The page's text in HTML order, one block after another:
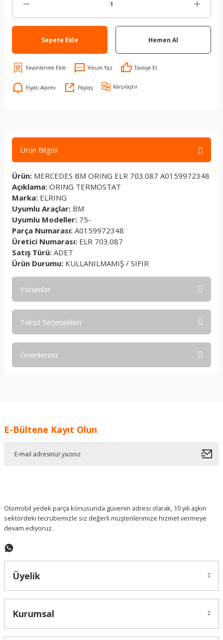
Sepete Ekle Hemen Al
Yorum Yaz Tavsiye Et
Fiyatı Alarmı Paylaş Karşılaştır
Ürün Bilgisi
Ürün: MERCEDES BM ORING ELR 703.087 A0159972348
Açıklama: ORING TERMOSTAT
Marka: ELRING
Uyumlu Araçlar: BM
Uyumlu Modeller: 75-
Parça Numarası: A0159972348
Üretici Numarası: ELR 703.087
Satış Türü: ADET
Ürün Durumu: KULLANILMAMIŞ / SIFIR
Yorumlar
Taksit Seçenekleri
Önerileriniz
Ürün resmi kalitesiz, bozuk veya görüntülenemiyor.
E-Bültene Kayıt Olun
Otomobil yedek parça konusunda güvenin adresi olarak, 10 yılı aşkın
sektördeki tecrübemizle siz değerli müşterilerimize hizmet vermeye
devam ediyoruz.
Üyelik
Kurumsal